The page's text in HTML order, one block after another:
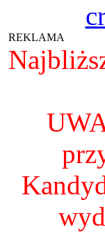
REKLAMA